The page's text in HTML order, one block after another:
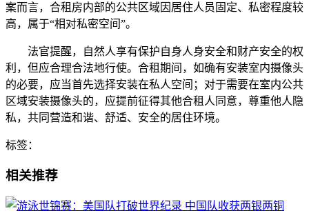
案而言，合租房内部的公共区域因居住人员固定、私密程度较
高，属于“相对私密空间”。
法官提醒，自然人享有保护自身人身安全和财产安全的权
利，但应合理合法地行使。合租期间，如确有安装室内摄像头
的必要，应当首先选择安装在私人空间；对于需要在室内公共
区域安装摄像头的，应提前征得其他合租人同意，尊重他人隐
私，共同营造和谐、舒适、安全的居住环境。
标签：
相关推荐